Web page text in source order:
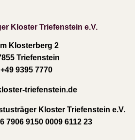
Kloster Triefenstein e.V.
Klosterberg 2
Triefenstein
+49 9395 7770
triefenstein.de
Kloster Triefenstein e.V.
7906 9150 0009 6112 23